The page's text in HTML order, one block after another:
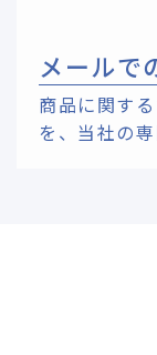
メールで
商品に関す
を、 当社の